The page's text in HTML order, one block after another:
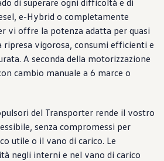
& allestimenti
Volkswagen
rosse
controllo gialle
controllo verdi
controllo blu
bianche
di superare ogni difficoltà e di
e-Hybrid o completamente
vi offre la potenza adatta per quasi
ripresa vigorosa, consumi efficienti e
A seconda della motorizzazione
cambio manuale a 6 marce o
del Transporter rende il vostro
senza compromessi per
utile o il vano di carico. Le
negli interni e nel vano di carico